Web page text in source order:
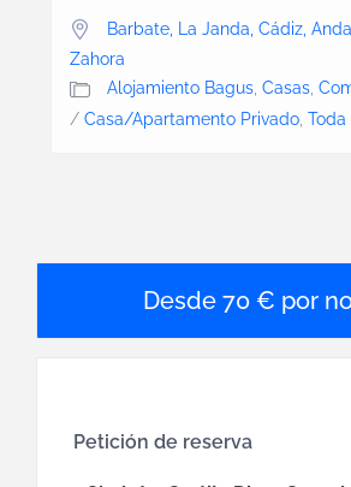
Barbate, La Janda, Cádiz,
Zahora
Alojamiento Bagus, Casas,
/ Casa/Apartamento Privado
70 € por
Petición de reserva